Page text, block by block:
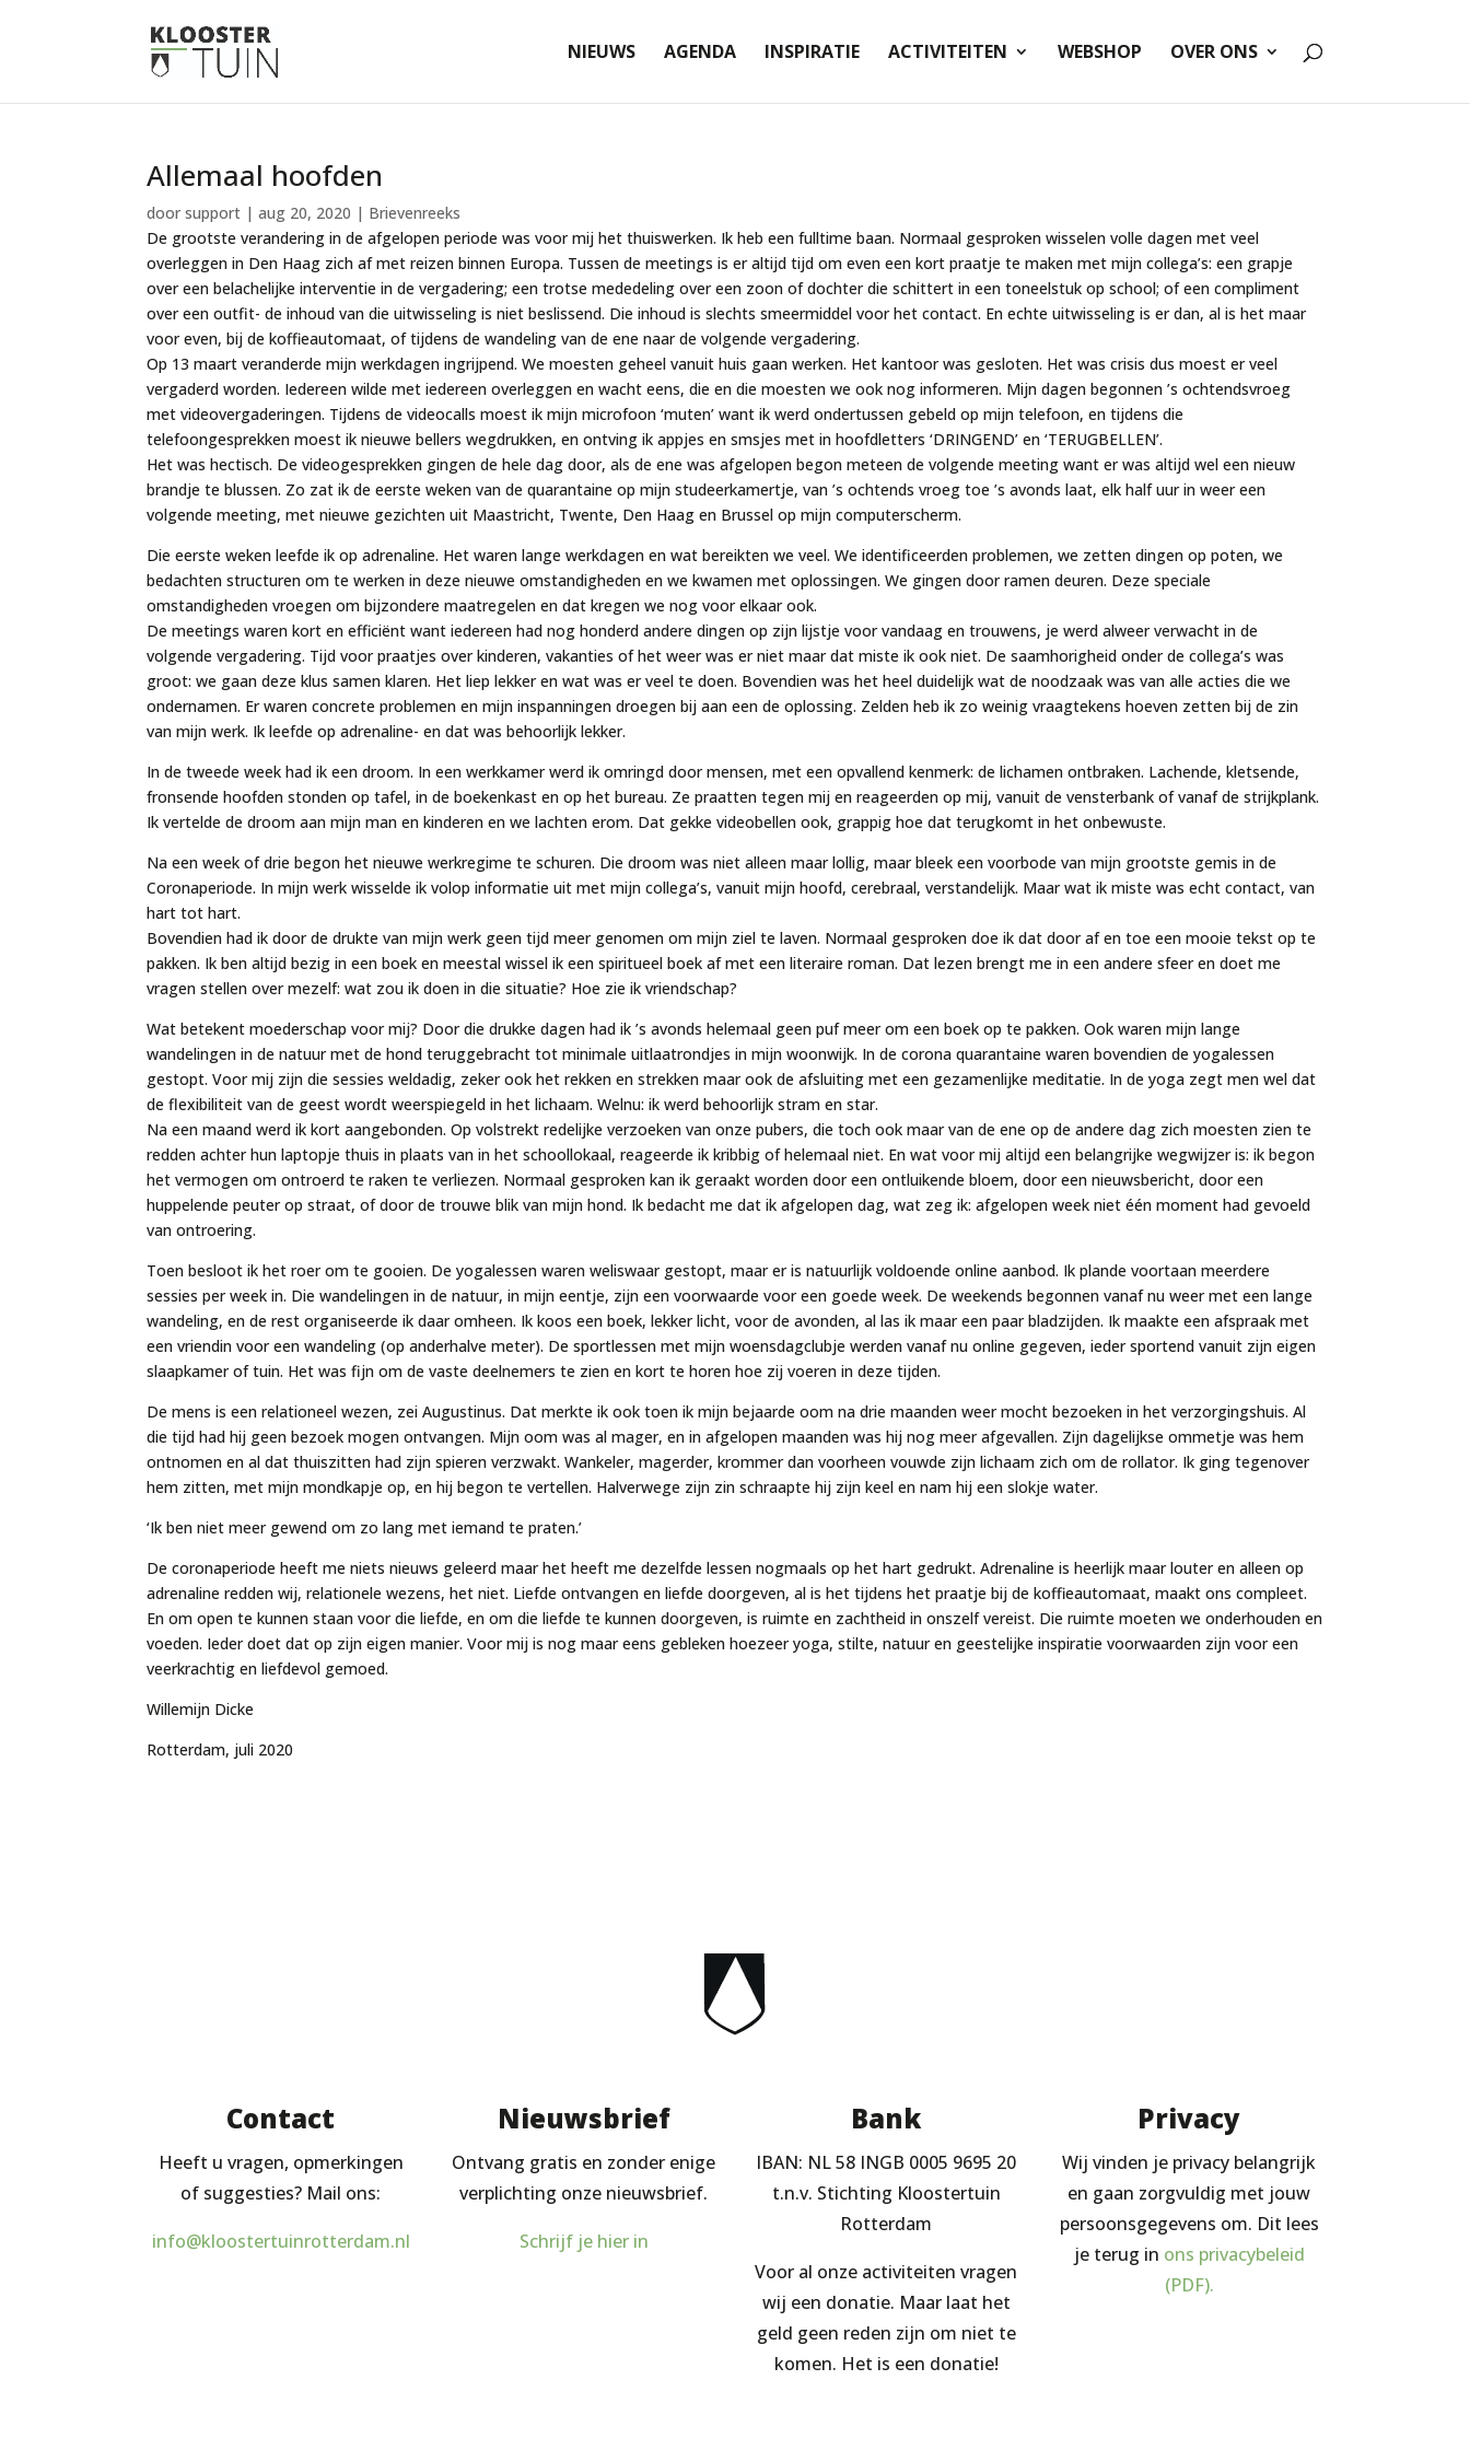
NIEUWS AGENDA INSPIRATIE ACTIVITEITEN WEBSHOP OVER ONS
Allemaal hoofden
doorsupport |aug 20, 2020 | Brievenreeks
De grootste verandering in de afgelopen periode was voor mij het thuiswerken. Ik heb een fulltime baan. Normaal gesproken wisselen volle dagen met veel
overleggen in Den Haag zich af met reizen binnen Europa. Tussen de meetings is er altijd tijd om even een kort praatje te maken met mijn collega’s: een grapje
over een belachelijke interventie in de vergadering; een trotse mededeling over een zoon of dochter die schittert in een toneelstuk op school; of een compliment
over een outfit- de inhoud van die uitwisseling is niet beslissend. Die inhoud is slechts smeermiddel voor het contact. En echte uitwisseling is er dan, al is het maar
voor even, bij de koffieautomaat, of tijdens de wandeling van de ene naar de volgende vergadering.
Op 13 maart veranderde mijn werkdagen ingrijpend. We moesten geheel vanuit huis gaan werken. Het kantoor was gesloten. Het was crisis dus moest er veel
vergaderd worden. Iedereen wilde met iedereen overleggen en wacht eens, die en die moesten we ook nog informeren. Mijn dagen begonnen ’s ochtendsvroeg
met videovergaderingen. Tijdens de videocalls moest ik mijn microfoon ‘muten’ want ik werd ondertussen gebeld op mijn telefoon, en tijdens die
telefoongesprekken moest ik nieuwe bellers wegdrukken, en ontving ik appjes en smsjes met in hoofdletters ‘DRINGEND’ en ‘TERUGBELLEN’.
Het was hectisch. De videogesprekken gingen de hele dag door, als de ene was afgelopen begon meteen de volgende meeting want er was altijd wel een nieuw
brandje te blussen. Zo zat ik de eerste weken van de quarantaine op mijn studeerkamertje, van ’s ochtends vroeg toe ’s avonds laat, elk half uur in weer een
volgende meeting, met nieuwe gezichten uit Maastricht, Twente, Den Haag en Brussel op mijn computerscherm.
Die eerste weken leefde ik op adrenaline. Het waren lange werkdagen en wat bereikten we veel. We identificeerden problemen, we zetten dingen op poten, we
bedachten structuren om te werken in deze nieuwe omstandigheden en we kwamen met oplossingen. We gingen door ramen deuren. Deze speciale
omstandigheden vroegen om bijzondere maatregelen en dat kregen we nog voor elkaar ook.
De meetings waren kort en efficiënt want iedereen had nog honderd andere dingen op zijn lijstje voor vandaag en trouwens, je werd alweer verwacht in de
volgende vergadering. Tijd voor praatjes over kinderen, vakanties of het weer was er niet maar dat miste ik ook niet. De saamhorigheid onder de collega’s was
groot: we gaan deze klus samen klaren. Het liep lekker en wat was er veel te doen. Bovendien was het heel duidelijk wat de noodzaak was van alle acties die we
ondernamen. Er waren concrete problemen en mijn inspanningen droegen bij aan een de oplossing. Zelden heb ik zo weinig vraagtekens hoeven zetten bij de zin
van mijn werk. Ik leefde op adrenaline- en dat was behoorlijk lekker.
In de tweede week had ik een droom. In een werkkamer werd ik omringd door mensen, met een opvallend kenmerk: de lichamen ontbraken. Lachende, kletsende,
fronsende hoofden stonden op tafel, in de boekenkast en op het bureau. Ze praatten tegen mij en reageerden op mij, vanuit de vensterbank of vanaf de strijkplank.
Ik vertelde de droom aan mijn man en kinderen en we lachten erom. Dat gekke videobellen ook, grappig hoe dat terugkomt in het onbewuste.
Na een week of drie begon het nieuwe werkregime te schuren. Die droom was niet alleen maar lollig, maar bleek een voorbode van mijn grootste gemis in de
Coronaperiode. In mijn werk wisselde ik volop informatie uit met mijn collega’s, vanuit mijn hoofd, cerebraal, verstandelijk. Maar wat ik miste was echt contact, van
hart tot hart.
Bovendien had ik door de drukte van mijn werk geen tijd meer genomen om mijn ziel te laven. Normaal gesproken doe ik dat door af en toe een mooie tekst op te
pakken. Ik ben altijd bezig in een boek en meestal wissel ik een spiritueel boek af met een literaire roman. Dat lezen brengt me in een andere sfeer en doet me
vragen stellen over mezelf: wat zou ik doen in die situatie? Hoe zie ik vriendschap?
Wat betekent moederschap voor mij? Door die drukke dagen had ik ’s avonds helemaal geen puf meer om een boek op te pakken. Ook waren mijn lange
wandelingen in de natuur met de hond teruggebracht tot minimale uitlaatrondjes in mijn woonwijk. In de corona quarantaine waren bovendien de yogalessen
gestopt. Voor mij zijn die sessies weldadig, zeker ook het rekken en strekken maar ook de afsluiting met een gezamenlijke meditatie. In de yoga zegt men wel dat
de flexibiliteit van de geest wordt weerspiegeld in het lichaam. Welnu: ik werd behoorlijk stram en star.
Na een maand werd ik kort aangebonden. Op volstrekt redelijke verzoeken van onze pubers, die toch ook maar van de ene op de andere dag zich moesten zien te
redden achter hun laptopje thuis in plaats van in het schoollokaal, reageerde ik kribbig of helemaal niet. En wat voor mij altijd een belangrijke wegwijzer is: ik begon
het vermogen om ontroerd te raken te verliezen. Normaal gesproken kan ik geraakt worden door een ontluikende bloem, door een nieuwsbericht, door een
huppelende peuter op straat, of door de trouwe blik van mijn hond. Ik bedacht me dat ik afgelopen dag, wat zeg ik: afgelopen week niet één moment had gevoeld
van ontroering.
Toen besloot ik het roer om te gooien. De yogalessen waren weliswaar gestopt, maar er is natuurlijk voldoende online aanbod. Ik plande voortaan meerdere
sessies per week in. Die wandelingen in de natuur, in mijn eentje, zijn een voorwaarde voor een goede week. De weekends begonnen vanaf nu weer met een lange
wandeling, en de rest organiseerde ik daar omheen. Ik koos een boek, lekker licht, voor de avonden, al las ik maar een paar bladzijden. Ik maakte een afspraak met
een vriendin voor een wandeling (op anderhalve meter). De sportlessen met mijn woensdagclubje werden vanaf nu online gegeven, ieder sportend vanuit zijn eigen
slaapkamer of tuin. Het was fijn om de vaste deelnemers te zien en kort te horen hoe zij voeren in deze tijden.
De mens is een relationeel wezen, zei Augustinus. Dat merkte ik ook toen ik mijn bejaarde oom na drie maanden weer mocht bezoeken in het verzorgingshuis. Al
die tijd had hij geen bezoek mogen ontvangen. Mijn oom was al mager, en in afgelopen maanden was hij nog meer afgevallen. Zijn dagelijkse ommetje was hem
ontnomen en al dat thuiszitten had zijn spieren verzwakt. Wankeler, magerder, krommer dan voorheen vouwde zijn lichaam zich om de rollator. Ik ging tegenover
hem zitten, met mijn mondkapje op, en hij begon te vertellen. Halverwege zijn zin schraapte hij zijn keel en nam hij een slokje water.
‘Ik ben niet meer gewend om zo lang met iemand te praten.’
De coronaperiode heeft me niets nieuws geleerd maar het heeft me dezelfde lessen nogmaals op het hart gedrukt. Adrenaline is heerlijk maar louter en alleen op
adrenaline redden wij, relationele wezens, het niet. Liefde ontvangen en liefde doorgeven, al is het tijdens het praatje bij de koffieautomaat, maakt ons compleet.
En om open te kunnen staan voor die liefde, en om die liefde te kunnen doorgeven, is ruimte en zachtheid in onszelf vereist. Die ruimte moeten we onderhouden en
voeden. Ieder doet dat op zijn eigen manier. Voor mij is nog maar eens gebleken hoezeer yoga, stilte, natuur en geestelijke inspiratie voorwaarden zijn voor een
veerkrachtig en liefdevol gemoed.
Willemijn Dicke
Rotterdam, juli 2020
Contact
Heeft u vragen, opmerkingen
of suggesties? Mail ons:
info@kloostertuinrotterdam.nl
Nieuwsbrief
Ontvang gratis en zonder enige
verplichting onze nieuwsbrief.
Schrijf je hier in
Bank
IBAN: NL 58 INGB 0005 9695 20
t.n.v. Stichting Kloostertuin
Rotterdam
Voor al onze activiteiten vragen
wij een donatie. Maar laat het
geld geen reden zijn om niet te
komen. Het is een donatie!
Privacy
Wij vinden je privacy belangrijk
en gaan zorgvuldig met jouw
persoonsgegevens om. Dit lees
je terug in ons privacybeleid
(PDF).